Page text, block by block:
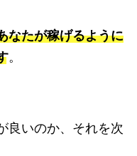
なたが稼げるように
。
良いのか、それを次